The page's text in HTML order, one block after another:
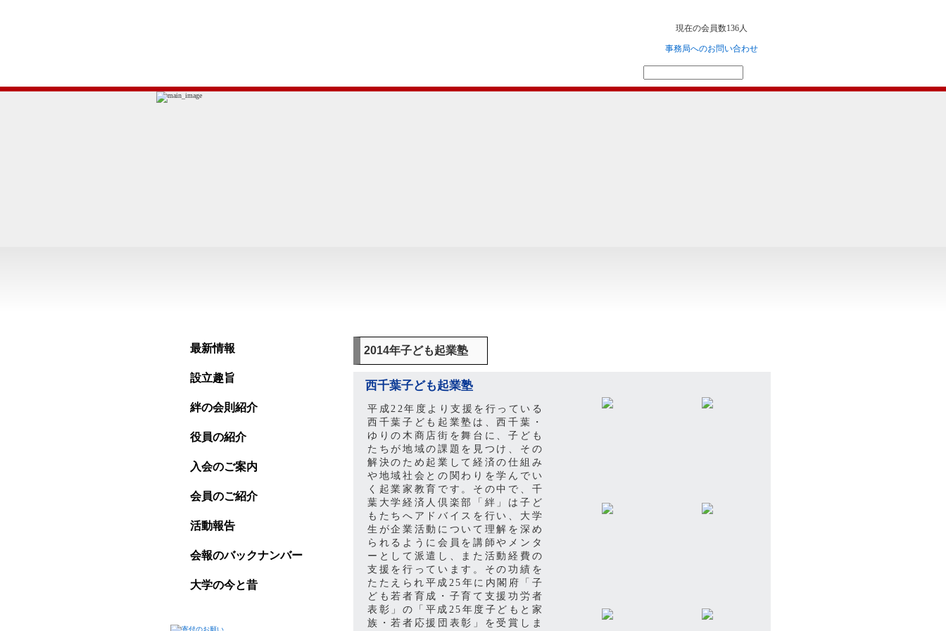
現在の会員数136人
事務局へのお問い合わせ
2014年子ども起業塾
西千葉子ども起業塾
平成22年度より支援を行っている
西千葉子ども起業塾は、西千葉・
ゆりの木商店街を舞台に、子ども
たちが地域の課題を見つけ、その
解決のため起業して経済の仕組み
や地域社会との関わりを学んでい
く起業家教育です。その中で、千
葉大学経済人倶楽部「絆」は子ど
もたちへアドバイスを行い、大学
生が企業活動について理解を深め
られるように会員を講師やメンタ
ーとして派遣し、また活動経費の
支援を行っています。その功績を
たたえられ平成25年に内閣府「子
ども若者育成・子育て支援功労者
表彰」の「平成25年度子どもと家
族・若者応援団表彰」を受賞しま
最新情報
設立趣旨
絆の会則紹介
役員の紹介
入会のご案内
会員のご紹介
活動報告
会報のバックナンバー
大学の今と昔